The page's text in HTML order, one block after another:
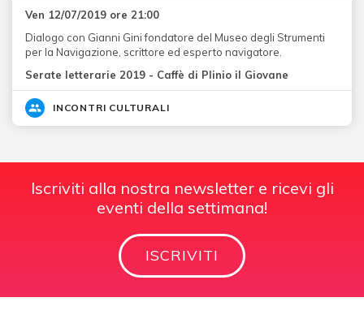
Ven 12/07/2019 ore 21:00
Dialogo con Gianni Gini fondatore del Museo degli Strumenti
per la Navigazione, scrittore ed esperto navigatore.
Serate letterarie 2019 - Caffè di Plinio il Giovane
INCONTRI CULTURALI
Iscriviti alla nostra newsletter e ricevi gli
eventi della settimana!
ISCRIVITI